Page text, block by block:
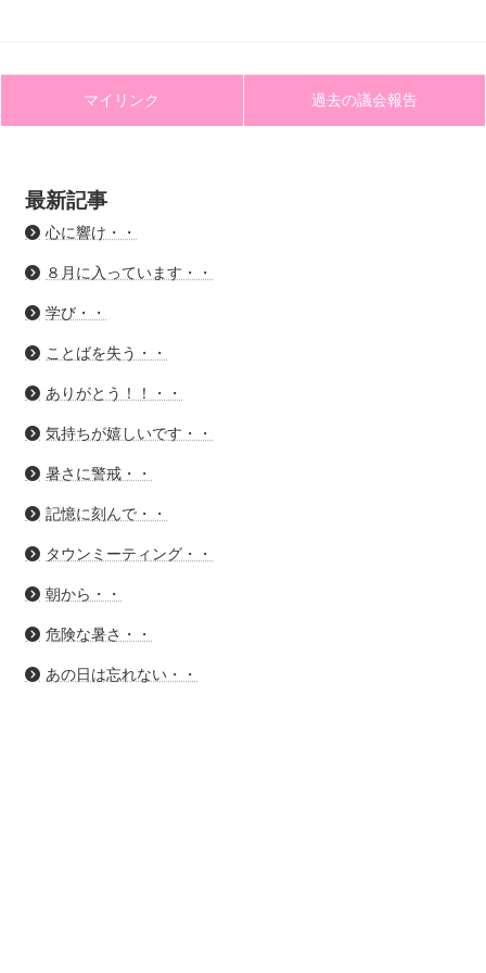
マイリンク 過去の議会報告
最新記事
心に響け・・
８月に入っています・・
学び・・
ことばを失う・・
ありがとう！！・・
気持ちが嬉しいです・・
暑さに警戒・・
記憶に刻んで・・
タウンミーティング・・
朝から・・
危険な暑さ・・
あの日は忘れない・・